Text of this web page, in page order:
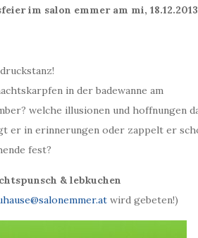
im salon emmer am mi,
in der badewanne am
welche illusionen und hoffnungen
er in erinnerungen oder zappelt er
fest?
& lebkuchen
wird gebeten!)